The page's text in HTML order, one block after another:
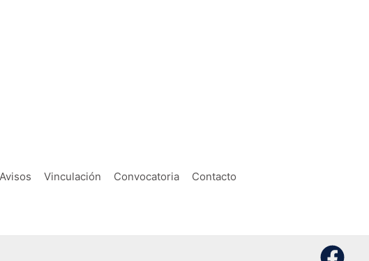
Avisos Vinculación Convocatoria Contacto